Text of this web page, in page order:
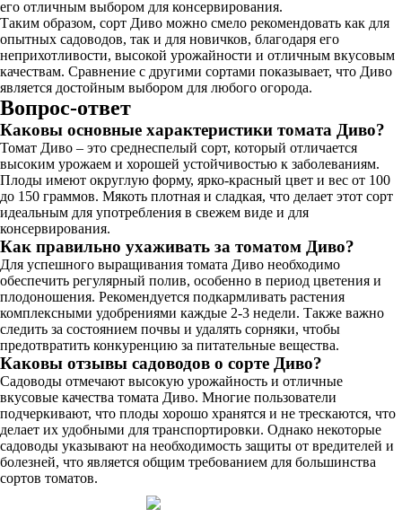
его отличным выбором для консервирования.
Таким образом, сорт Диво можно смело рекомендовать как для
опытных садоводов, так и для новичков, благодаря его
неприхотливости, высокой урожайности и отличным вкусовым
качествам. Сравнение с другими сортами показывает, что Диво
является достойным выбором для любого огорода.
Вопрос-ответ
Каковы основные характеристики томата Диво?
Томат Диво – это среднеспелый сорт, который отличается
высоким урожаем и хорошей устойчивостью к заболеваниям.
Плоды имеют округлую форму, ярко-красный цвет и вес от 100
до 150 граммов. Мякоть плотная и сладкая, что делает этот сорт
идеальным для употребления в свежем виде и для
консервирования.
Как правильно ухаживать за томатом Диво?
Для успешного выращивания томата Диво необходимо
обеспечить регулярный полив, особенно в период цветения и
плодоношения. Рекомендуется подкармливать растения
комплексными удобрениями каждые 2-3 недели. Также важно
следить за состоянием почвы и удалять сорняки, чтобы
предотвратить конкуренцию за питательные вещества.
Каковы отзывы садоводов о сорте Диво?
Садоводы отмечают высокую урожайность и отличные
вкусовые качества томата Диво. Многие пользователи
подчеркивают, что плоды хорошо хранятся и не трескаются, что
делает их удобными для транспортировки. Однако некоторые
садоводы указывают на необходимость защиты от вредителей и
болезней, что является общим требованием для большинства
сортов томатов.